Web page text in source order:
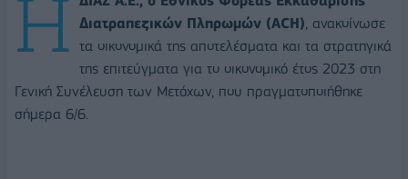
Η Διατραπεζικών Πληρωμών (ACH), ανακοίνωσε
τα οικονομικά της αποτελέσματα και τα στρατηγικά
της επιτεύγματα για το οικονομικό έτος 2023 στη
Γενική Συνέλευση των Μετόχων, που πραγματοποιήθηκε
σήμερα 6/6.